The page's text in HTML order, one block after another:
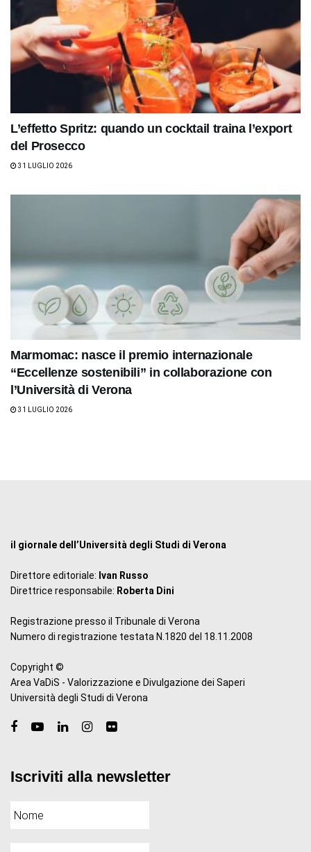
L’effetto Spritz: quando un cocktail traina l’export
del Prosecco
31 LUGLIO 2026
Marmomac: nasce il premio internazionale
“Eccellenze sostenibili” in collaborazione con
l’Università di Verona
31 LUGLIO 2026
il giornale dell’Università degli Studi di Verona
Direttore editoriale: Ivan Russo
Direttrice responsabile: Roberta Dini
Registrazione presso il Tribunale di Verona
Numero di registrazione testata N.1820 del 18.11.2008
Copyright ©
Area VaDiS - Valorizzazione e Divulgazione dei Saperi
Università degli Studi di Verona
Iscriviti alla newsletter